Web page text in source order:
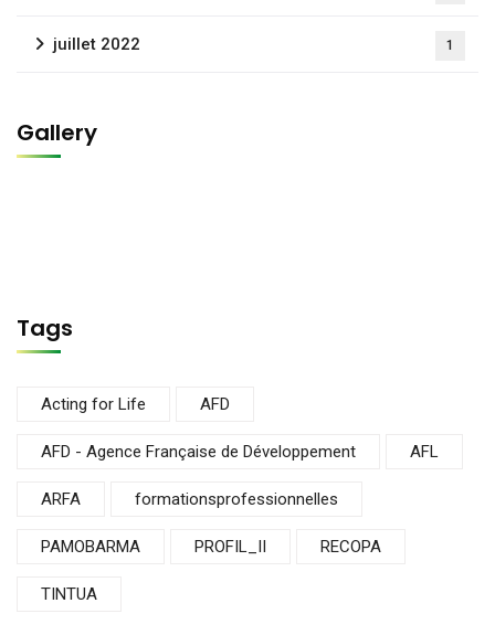
juillet 2022 1
Gallery
Tags
Acting for Life AFD
AFD - Agence Française de Développement AFL
ARFA formationsprofessionnelles
PAMOBARMA PROFIL_II RECOPA
TINTUA